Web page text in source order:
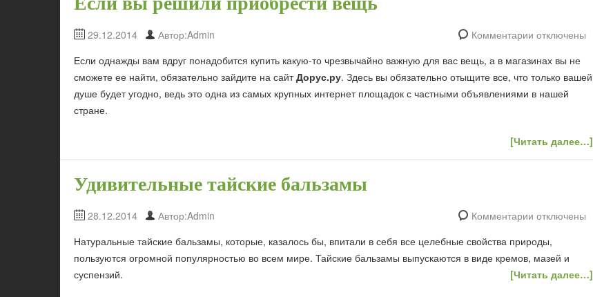
29.12.2014 Автор:Admin
Комментарии отключены
Если однажды вам вдруг понадобится купить какую-то чрезвычайно важную для вас вещь, а в магазинах вы не
сможете ее найти, обязательно зайдите на сайтДорус.ру. Здесь вы обязательно отыщите все, что только вашей
душе будет угодно, ведь это одна из самых крупных интернет площадок с частными объявлениями в нашей
стране.
[Читать далее…]
Удивительные тайские бальзамы
28.12.2014 Автор:Admin
Комментарии отключены
Натуральные тайские бальзамы, которые, казалось бы, впитали в себя все целебные свойства природы,
пользуются огромной популярностью во всем мире. Тайские бальзамы выпускаются в виде кремов, мазей и
суспензий.
[Читать далее…]